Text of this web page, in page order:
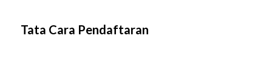
Tata Cara Pendaftaran